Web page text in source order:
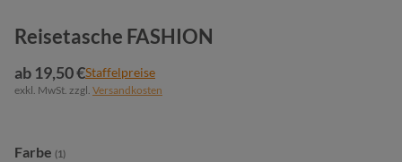
Reisetasche FASHION
ab 19,50 €Staffelpreise
exkl. MwSt. zzgl. Versandkosten
Farbe auswählen
(1)